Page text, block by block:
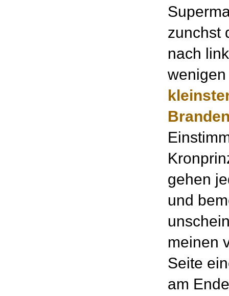
zunchst
nach
gehen
und
meinen
Seite
am